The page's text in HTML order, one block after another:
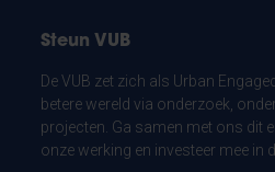
Steun VUB
De VUB zet zich als Urban
betere wereld via onderzoek,
projecten. Ga samen met ons dit
onze werking en investeer mee in